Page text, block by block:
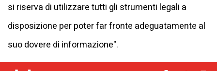
si riserva di utilizzare tutti gli strumenti legali a
disposizione per poter far fronte adeguatamente al
suo dovere di informazione".